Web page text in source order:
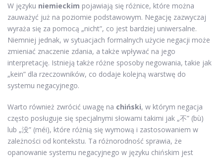
W języku niemieckim pojawiają się różnice, które można
zauważyć już na poziomie podstawowym. Negację zazwyczaj
wyraża się za pomocą „nicht”, co jest bardziej uniwersalne.
Niemniej jednak, w sytuacjach formalnych użycie negacji może
zmieniać znaczenie zdania, a także wpływać na jego
interpretację. Istnieją także różne sposoby negowania, takie jak
„kein” dla rzeczowników, co dodaje kolejną warstwę do
systemu negacyjnego.
Warto również zwrócić uwagę na chiński, w którym negacja
często posługuje się specjalnymi słowami takimi jak „不” (bù)
lub „没” (méi), które różnią się wymową i zastosowaniem w
zależności od kontekstu. Ta różnorodność sprawia, że
opanowanie systemu negacyjnego w języku chińskim jest